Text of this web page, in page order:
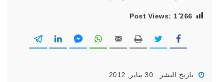
Post Views: 1٬266
تاريخ النشر : 30 يناير, 2012